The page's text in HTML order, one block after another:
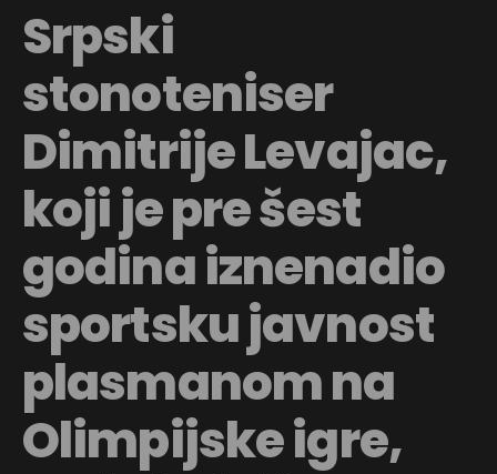
Srpski
stonoteniser
Dimitrije Levajac,
koji je pre šest
godina iznenadio
sportsku javnost
plasmanom na
Olimpijske igre,